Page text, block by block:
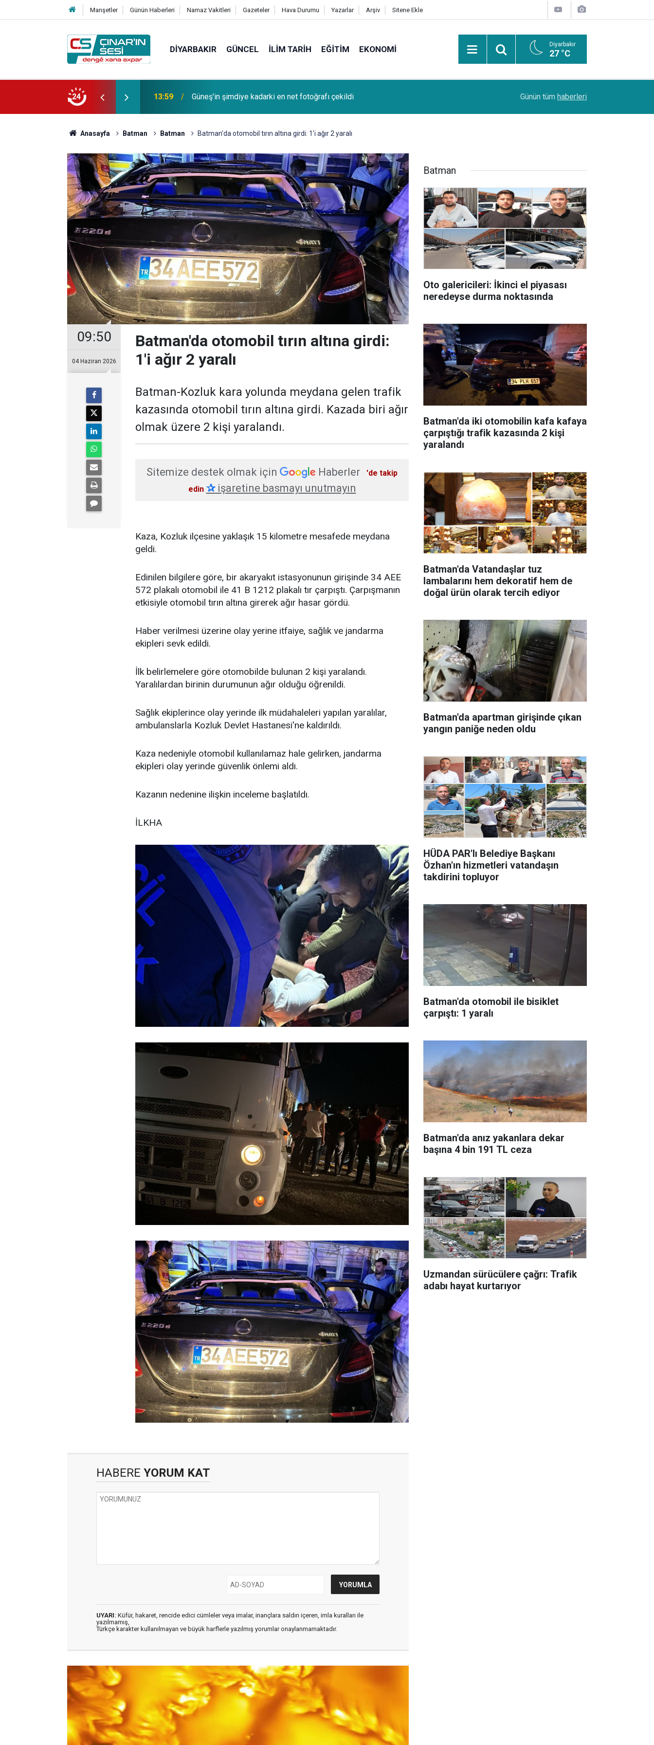
Manşetler Günün Haberleri Namaz Vakitleri Gazeteler Hava Durumu Yazarlar Arşiv Sitene Ekle
DIYARBAKIR GÜNCEL İLIM TARIH EĞITIM EKONOMI Diyarbakır
27 °C
24 11:30
Bağacık (Bağcağê) Köyünden Osman Tunç'un oğlu SAMET TUNÇ vefat
etmiştir
başarı sırasına göre tercih yapılmalı
Günün tüm haberleri
Anasayfa Batman Batman Batman'da otomobil tırın altına girdi: 1'i ağır 2 yaralı
09:50
04 Haziran 2026
Batman'da otomobil tırın altına girdi:
1'i ağır 2 yaralı
Batman-Kozluk kara yolunda meydana gelen trafik
kazasında otomobil tırın altına girdi. Kazada biri ağır
olmak üzere 2 kişi yaralandı.
Sitemize destek olmak için Haberler
'de takip
edin ✰işaretine basmayı unutmayın
Kaza, Kozluk ilçesine yaklaşık 15 kilometre mesafede meydana
geldi.
Edinilen bilgilere göre, bir akaryakıt istasyonunun girişinde 34 AEE
572 plakalı otomobil ile 41 B 1212 plakalı tır çarpıştı. Çarpışmanın
etkisiyle otomobil tırın altına girerek ağır hasar gördü.
Haber verilmesi üzerine olay yerine itfaiye, sağlık ve jandarma
ekipleri sevk edildi.
İlk belirlemelere göre otomobilde bulunan 2 kişi yaralandı.
Yaralılardan birinin durumunun ağır olduğu öğrenildi.
Sağlık ekiplerince olay yerinde ilk müdahaleleri yapılan yaralılar,
ambulanslarla Kozluk Devlet Hastanesi'ne kaldırıldı.
Kaza nedeniyle otomobil kullanılamaz hale gelirken, jandarma
ekipleri olay yerinde güvenlik önlemi aldı.
Kazanın nedenine ilişkin inceleme başlatıldı.
İLKHA
HABERE YORUM KAT
UYARI: Küfür, hakaret, rencide edici cümleler veya imalar, inançlara saldırı içeren, imla kuralları ile
yazılmamış,
Türkçe karakter kullanılmayan ve büyük harflerle yazılmış yorumlar onaylanmamaktadır.
Batman
Oto galericileri: İkinci el piyasası
neredeyse durma noktasında
Batman'da iki otomobilin kafa kafaya
çarpıştığı trafik kazasında 2 kişi
yaralandı
Batman'da Vatandaşlar tuz
lambalarını hem dekoratif hem de
doğal ürün olarak tercih ediyor
Batman'da apartman girişinde çıkan
yangın paniğe neden oldu
HÜDA PAR'lı Belediye Başkanı
Özhan'ın hizmetleri vatandaşın
takdirini topluyor
Batman'da otomobil ile bisiklet
çarpıştı: 1 yaralı
Batman'da anız yakanlara dekar
başına 4 bin 191 TL ceza
Uzmandan sürücülere çağrı: Trafik
adabı hayat kurtarıyor